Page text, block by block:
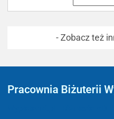
- Zobacz też
Pracownia Biżuterii